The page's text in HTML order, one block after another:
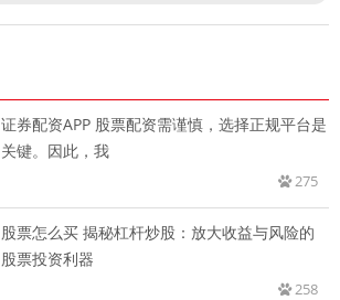
证券配资APP 股票配资需谨慎，选择正规平台是
关键。因此，我
275
股票怎么买 揭秘杠杆炒股：放大收益与风险的
股票投资利器
258